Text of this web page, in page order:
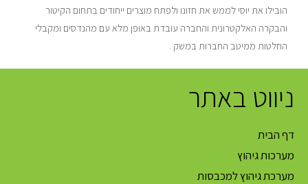
הובילו את יוסי לממש את חזונו ולפתח מוצרים ייחודים בתחום הקיטור
והבקרה האלקטרונית והחברה עובדת באופן מלא עם מהנדסים ומקבלי
החלטות ממיטב החברות במשק .
ניווט באתר
דף הבית
מערכות גיהוץ
מערכת גיהוץ למכבסות